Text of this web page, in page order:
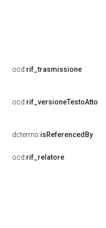
ocd:rif_trasmissione
ocd:rif_versioneTestoAtto
dcterms:isReferencedBy
ocd:rif_relatore